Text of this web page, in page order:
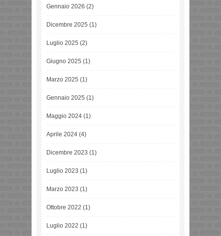
Gennaio 2026 (2)
Dicembre 2025 (1)
Luglio 2025 (2)
Giugno 2025 (1)
Marzo 2025 (1)
Gennaio 2025 (1)
Maggio 2024 (1)
Aprile 2024 (4)
Dicembre 2023 (1)
Luglio 2023 (1)
Marzo 2023 (1)
Ottobre 2022 (1)
Luglio 2022 (1)